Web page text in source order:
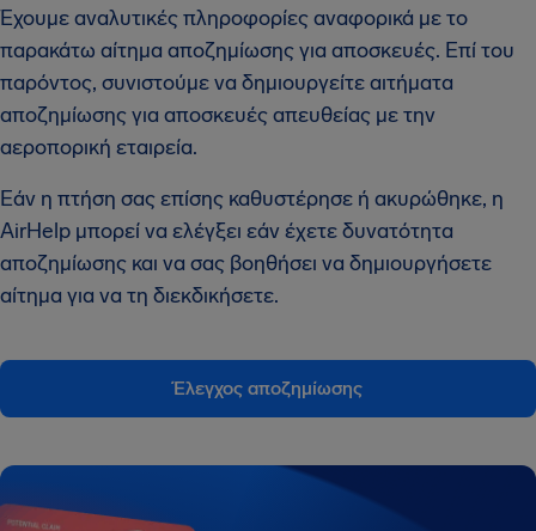
Έχουμε αναλυτικές πληροφορίες αναφορικά με το
παρακάτω αίτημα αποζημίωσης για αποσκευές. Επί του
παρόντος, συνιστούμε να δημιουργείτε αιτήματα
αποζημίωσης για αποσκευές απευθείας με την
αεροπορική εταιρεία.
Εάν η πτήση σας επίσης καθυστέρησε ή ακυρώθηκε, η
AirHelp μπορεί να ελέγξει εάν έχετε δυνατότητα
αποζημίωσης και να σας βοηθήσει να δημιουργήσετε
αίτημα για να τη διεκδικήσετε.
Έλεγχος αποζημίωσης